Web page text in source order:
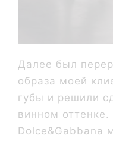
Далее был
образа моей
губы и решили
винном оттенке.
Dolce&Gabbana